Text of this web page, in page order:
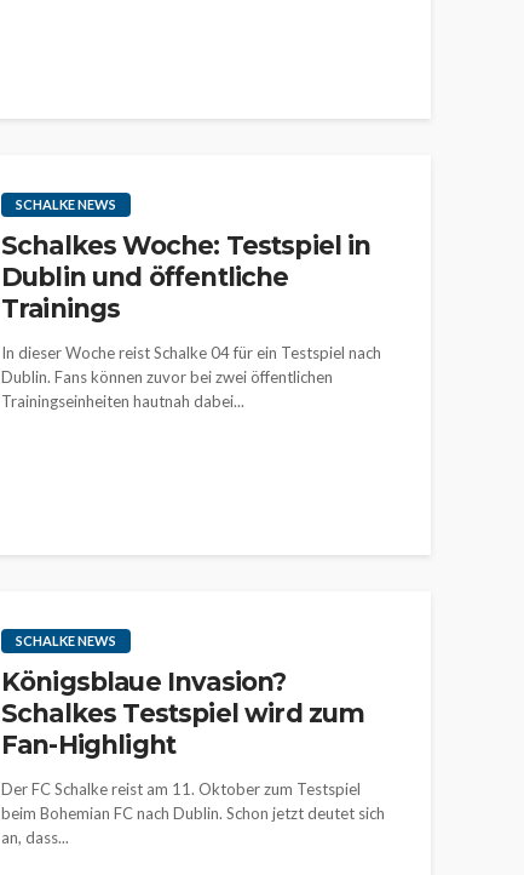
SCHALKE NEWS
Schalkes Woche: Testspiel in
Dublin und öffentliche
Trainings
In dieser Woche reist Schalke 04 für ein Testspiel nach
Dublin. Fans können zuvor bei zwei öffentlichen
Trainingseinheiten hautnah dabei...
SCHALKE NEWS
Königsblaue Invasion?
Schalkes Testspiel wird zum
Fan-Highlight
Der FC Schalke reist am 11. Oktober zum Testspiel
beim Bohemian FC nach Dublin. Schon jetzt deutet sich
an, dass...